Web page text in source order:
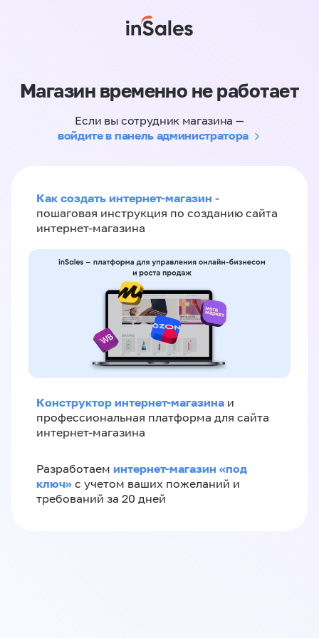
Магазин временно не работает
Если вы сотрудник магазина —
войдите в панель администратора
Как создать интернет-магазин -
пошаговая инструкция по созданию сайта
интернет-магазина
Конструктор интернет-магазина и
профессиональная платформа для сайта
интернет-магазина
Разработаем интернет-магазин «‎под
ключ»‎ с учетом ваших пожеланий и
требований за 20 дней